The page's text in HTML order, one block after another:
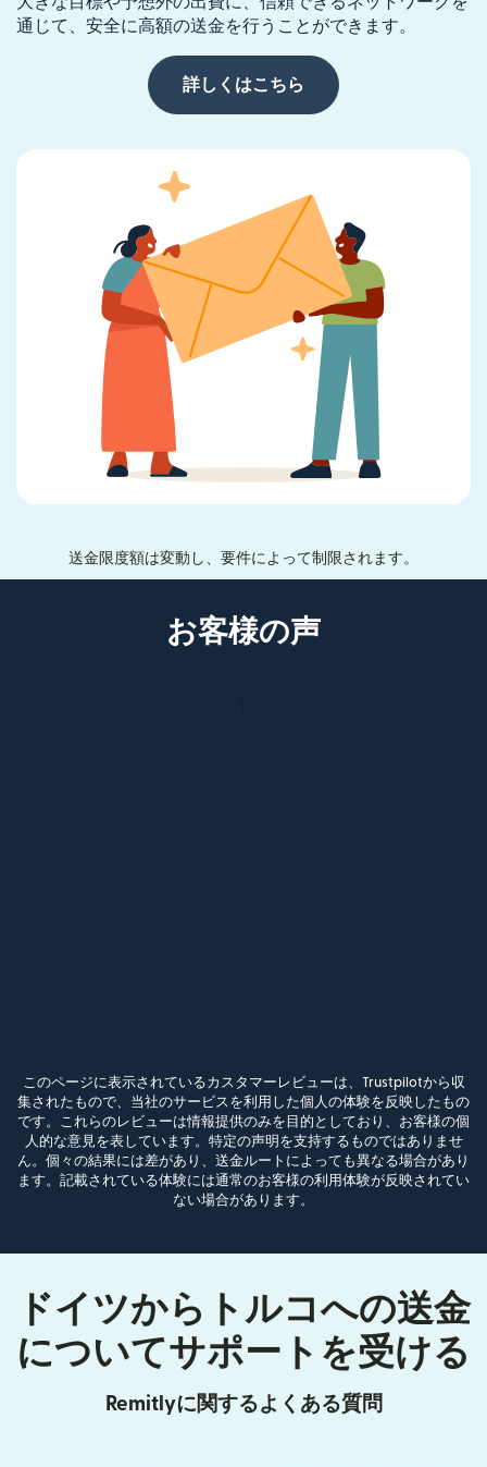
通じて、安全に高額の送金を行うことができます。
詳しくはこちら
送金限度額は変動し、要件によって制限されます。
お客様の声
このページに表示されているカスタマーレビューは、Trustpilotから収
集されたもので、当社のサービスを利用した個人の体験を反映したもの
です。これらのレビューは情報提供のみを目的としており、お客様の個
人的な意見を表しています。特定の声明を支持するものではありませ
ん。個々の結果には差があり、送金ルートによっても異なる場合があり
ます。記載されている体験には通常のお客様の利用体験が反映されてい
ない場合があります。
ドイツからトルコへの送金
についてサポートを受ける
Remitlyに関するよくある質問